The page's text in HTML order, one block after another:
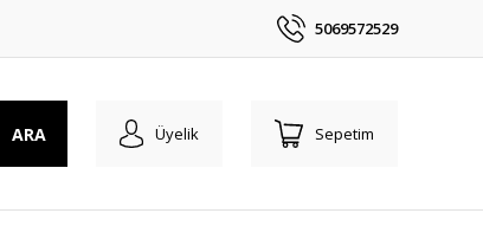
5069572529
ARA Üyelik Sepetim